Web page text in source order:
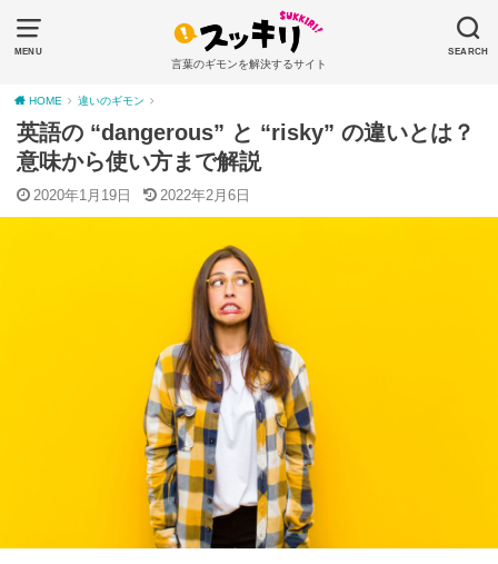
MENU SEARCH
言葉のギモンを解決するサイト
HOME 違いのギモン
英語の “dangerous” と “risky” の違いとは？
意味から使い方まで解説
2020年1月19日 2022年2月6日